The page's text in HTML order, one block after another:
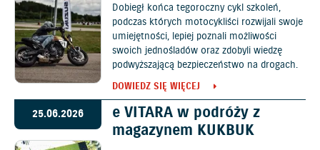
Dobiegł końca tegoroczny cykl szkoleń,
podczas których motocykliści rozwijali swoje
umiejętności, lepiej poznali możliwości
swoich jednośladów oraz zdobyli wiedzę
podwyższającą bezpieczeństwo na drogach.
DOWIEDZ SIĘ WIĘCEJ
25.06.2026
e VITARA w podróży z
magazynem KUKBUK